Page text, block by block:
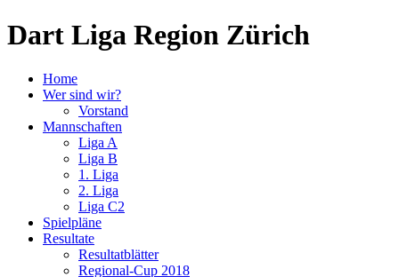
Dart Liga Region Zürich
Home
Wer sind wir?
Vorstand
Mannschaften
Liga A
Liga B
1. Liga
2. Liga
Liga C2
Spielpläne
Resultate
Resultatblätter
Regional-Cup 2018